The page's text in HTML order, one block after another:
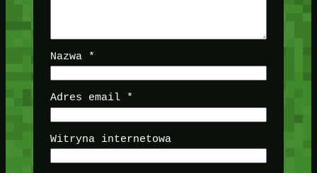
Nazwa *
Adres email *
Witryna internetowa